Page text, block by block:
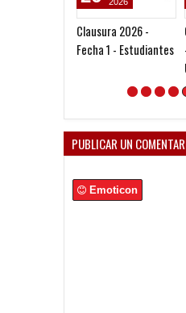
Copa Argentina 2026
- 16avos de Final -
PUBLICAR UN
Emoticon